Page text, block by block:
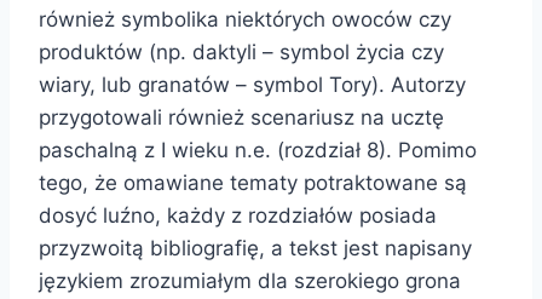
również symbolika niektórych owoców czy
produktów (np. daktyli – symbol życia czy
wiary, lub granatów – symbol Tory). Autorzy
przygotowali również scenariusz na ucztę
paschalną z I wieku n.e. (rozdział 8). Pomimo
tego, że omawiane tematy potraktowane są
dosyć luźno, każdy z rozdziałów posiada
przyzwoitą bibliografię, a tekst jest napisany
językiem zrozumiałym dla szerokiego grona